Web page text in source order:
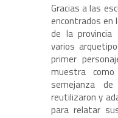
Gracias a las
encontrados en
de la
varios
primer
muestra
semejanza
reutilizaron y
para relatar